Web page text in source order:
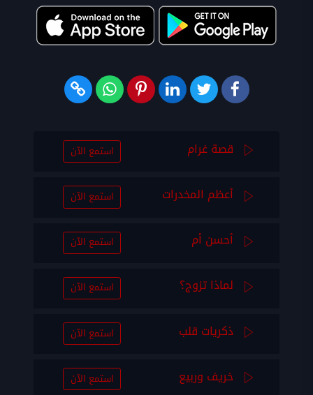
قصة غرام استمع الآن
أعظم المخدرات استمع الآن
أحسن أم استمع الآن
لماذا تزوج؟ استمع الآن
ذكريات قلب استمع الآن
خريف وربيع استمع الآن